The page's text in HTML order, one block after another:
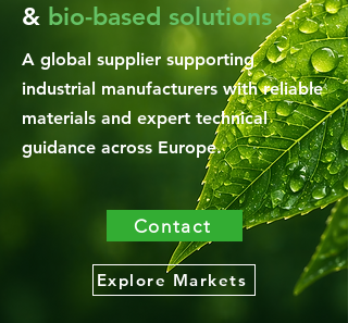
& bio-based solutions
A global supplier supporting
industrial manufacturers with reliable
materials and expert technical
guidance across Europe.
Contact
Explore Markets